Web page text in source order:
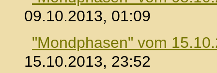
09.10.2013, 01:09
"Mondphasen" vom
15.10.2013, 23:52